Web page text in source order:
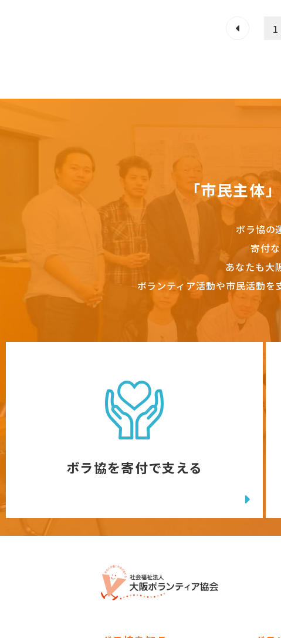
1
「市民主体
ボラ協の
寄付
あなたも大
ボランティア活動や市民活動を
ボラ協を寄付で支える